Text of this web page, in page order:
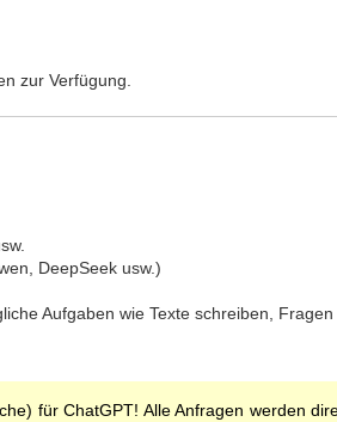
zur Verfügung.
DeepSeek usw.)
Aufgaben wie Texte schreiben,
für ChatGPT! Alle Anfragen werden